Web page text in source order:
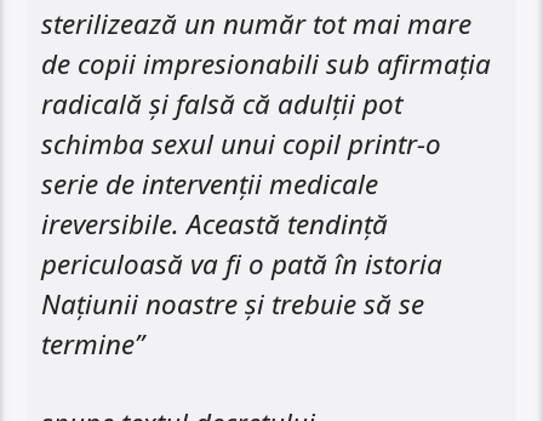
sterilizează un număr tot mai mare
de copii impresionabili sub afirmația
radicală și falsă că adulții pot
schimba sexul unui copil printr-o
serie de intervenții medicale
ireversibile. Această tendință
periculoasă va fi o pată în istoria
Națiunii noastre și trebuie să se
termine”